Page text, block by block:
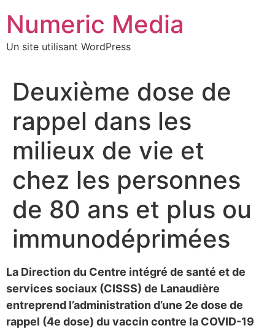
contenu
Numeric Media
Un site utilisant WordPress
Deuxième dose de
rappel dans les
milieux de vie et
chez les personnes
de 80 ans et plus ou
immunodéprimées
La Direction du Centre intégré de santé et de
services sociaux (CISSS) de Lanaudière
entreprend l’administration d’une 2e dose de
rappel (4e dose) du vaccin contre la COVID-19